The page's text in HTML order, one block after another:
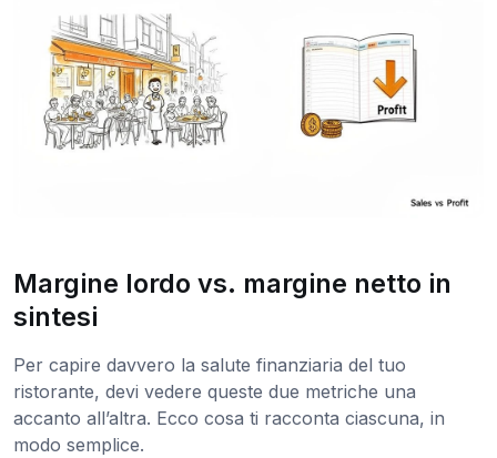
Margine lordo vs. margine netto in
sintesi
Per capire davvero la salute finanziaria del tuo
ristorante, devi vedere queste due metriche una
accanto all’altra. Ecco cosa ti racconta ciascuna, in
modo semplice.